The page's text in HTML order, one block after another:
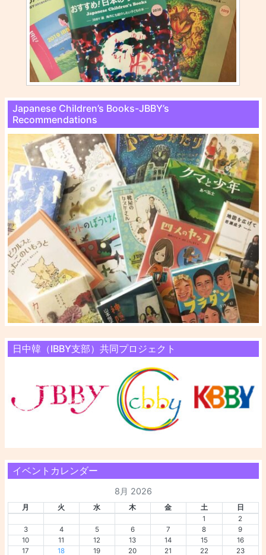
Japanese Children’s Books-JBBY’s
Recommendations
日中韓（IBBY支部）共同プロジェクト
イベントカレンダー
8月 2026
月 火 水 木 金 土
日
1
2
3
4 5 6 7 8
9
10
11 12 13 14 15
16
17
18 19 20 21 22
23